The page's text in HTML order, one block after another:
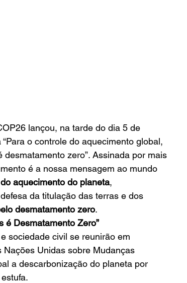
lançou, na tarde do dia 5 de
o controle do aquecimento global,
zero”. Assinada por mais
é a nossa mensagem ao mundo
aquecimento do planeta,
da titulação das terras e dos
desmatamento zero.
é Desmatamento Zero”
sociedade civil se reunirão em
Nações Unidas sobre Mudanças
a descarbonização do planeta por